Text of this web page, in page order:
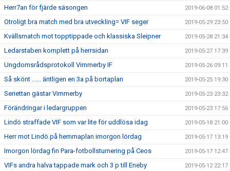
Herr7an för fjärde säsongen 2019-06-08 01:52
Otroligt bra match med bra utveckling= VIF seger 2019-05-29 23:50
Kvällsmatch mot topptippade och klassiska Sleipner 2019-05-28 21:34
Ledarstaben komplett på herrsidan 2019-05-27 17:39
Ungdomsrådsprotokoll Vimmerby IF 2019-05-26 09:11
Så skönt ...... äntligen en 3a på bortaplan 2019-05-25 19:30
Seriettan gästar Vimmerby 2019-05-23 23:32
Förändringar i ledargruppen 2019-05-23 17:56
Lindö straffade VIF som var lite för uddlösa idag 2019-05-18 21:00
Herr mot Lindö på hemmaplan imorgon lördag 2019-05-17 13:19
Imorgon lördag fin Para-fotbollsturnering på Ceos 2019-05-17 12:47
VIFs andra halva tappade mark och 3 p till Eneby 2019-05-12 22:17